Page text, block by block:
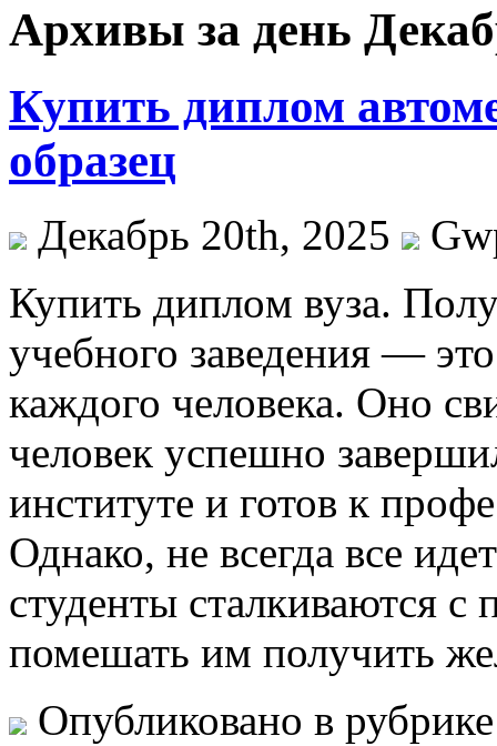
Архивы за день
Купить диплом
образец
Декабрь 20th, 2025
Купить диплoм вузa.
учебного заведения —
каждого человека. Оно
человек успешно
институте и готов к
Однако, не всегда все
студенты сталкиваются
помешать им получить
Опубликовано в